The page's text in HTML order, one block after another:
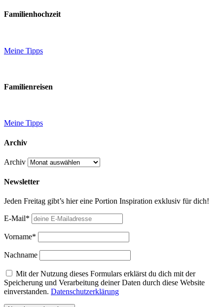
Familienhochzeit
Meine Tipps
Familienreisen
Meine Tipps
Archiv
Archiv
Newsletter
Jeden Freitag gibt’s hier eine Portion Inspiration exklusiv für dich!
E-Mail*
Vorname*
Nachname
Mit der Nutzung dieses Formulars erklärst du dich mit der
Speicherung und Verarbeitung deiner Daten durch diese Website
einverstanden. Datenschutzerklärung